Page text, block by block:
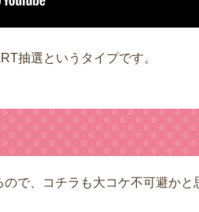
抽選というタイプです。
で、コチラも大コケ不可避かと